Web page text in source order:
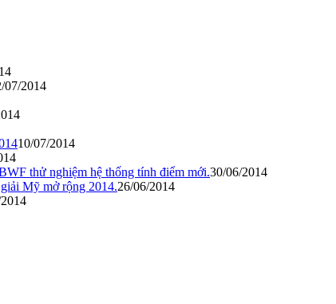
07/2014
10/07/2014
thử nghiệm hệ thống tính điểm mới.30/06/2014
Mỹ mở rộng 2014.26/06/2014